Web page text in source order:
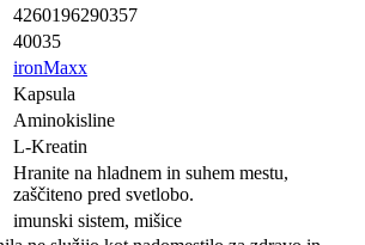
4260196290357
40035
ironMaxx
Kapsula
Aminokisline
L-Kreatin
Hranite na hladnem in suhem mestu,
zaščiteno pred svetlobo.
imunski sistem, mišice